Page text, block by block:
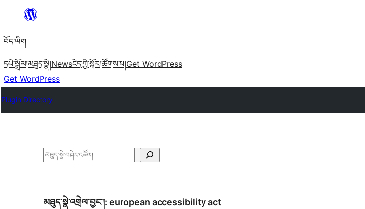
content
བོད་ཡིག
དཔེ་སྒྲོམ།མཐུད་སྣེ།Newsངེད་ཀྱི་སྐོར།ཚོགས་པ།Get WordPress
Get WordPress
Plugin Directory
བཤེར་
མཐུད་སྣེ་འགྲེལ་བྱང་།: european accessibility act